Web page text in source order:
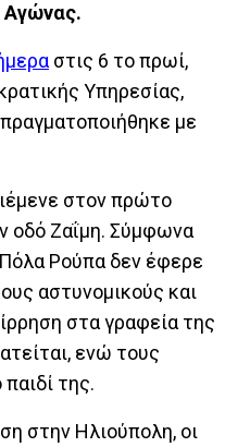
Αγώνας.
στις 6 το πρωί,
Υπηρεσίας,
με
στον πρώτο
οδό Ζαΐμη. Σύμφωνα
Πόλα Ρούπα δεν έφερε
αστυνομικούς και
στα γραφεία της
ενώ τους
της.
στην Ηλιούπολη, οι